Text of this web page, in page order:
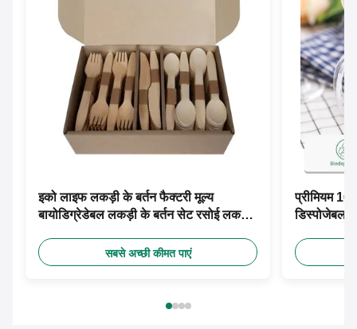
इको लाइफ लकड़ी के बर्तन फैक्टरी मूल्य
बायोडिग्रेडेबल लकड़ी के बर्तन सेट रसोई लकड़ी
सबसे अच्छी कीमत पाएं
प्रीमियम
डिस्पोजेबल